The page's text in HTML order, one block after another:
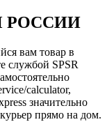
РОССИИ
вам товар в
службой SPSR
calculator,
значительно
прямо на дом.